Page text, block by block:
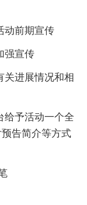
前期宣传
宣传
进展情况和相
予活动一个全
告简介等方式